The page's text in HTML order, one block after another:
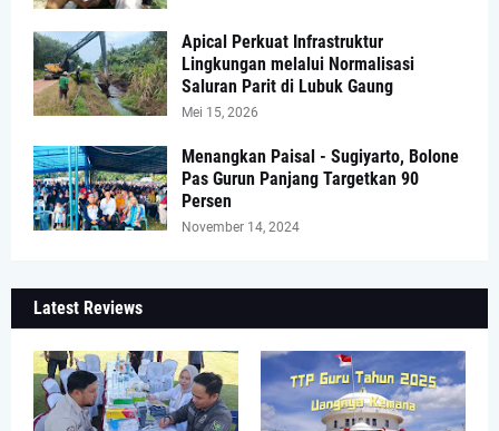
Apical Perkuat Infrastruktur
Lingkungan melalui Normalisasi
Saluran Parit di Lubuk Gaung
Mei 15, 2026
Menangkan Paisal - Sugiyarto, Bolone
Pas Gurun Panjang Targetkan 90
Persen
November 14, 2024
Latest Reviews